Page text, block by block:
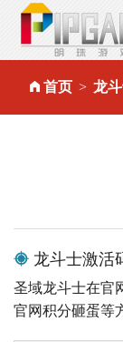
首页 龙
龙斗士激活
圣域龙斗士在官
官网积分砸蛋等